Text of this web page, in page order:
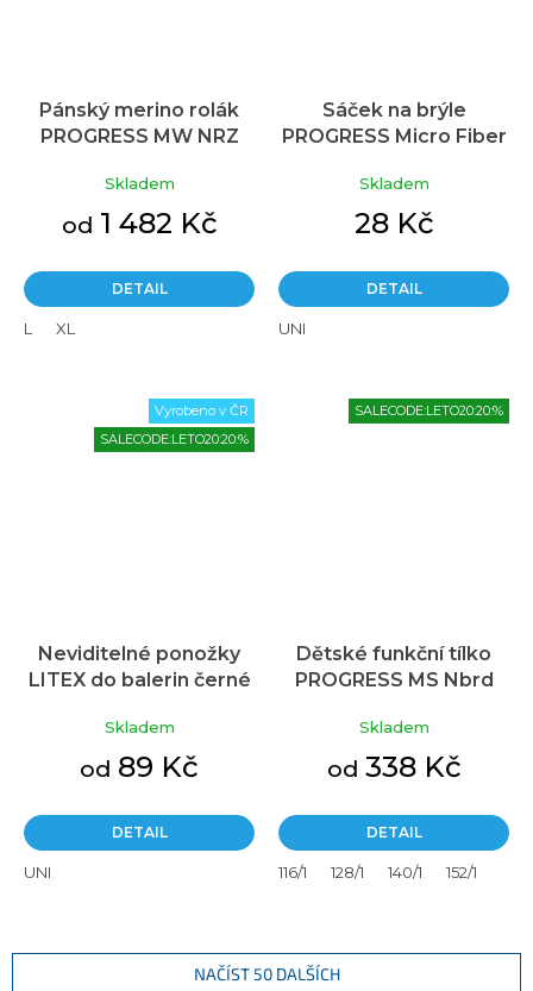
Pánský merino rolák
PROGRESS MW NRZ
tm.modrá/modrá
Průměrné
produktu
je
5,0
5
hvězdiček.
Skladem
od 1 482 Kč
DETAIL
L XL
Sáček na brýle
PROGRESS Micro Fiber
Skladem
28 Kč
DETAIL
UNI
Vyrobeno v ČR
SALECODE:LETO20:20:%
Neviditelné ponožky
LITEX do balerin černé
Skladem
od 89 Kč
DETAIL
UNI
SALECODE:LETO20:20:%
Dětské funkční tílko
PROGRESS MS Nbrd
Skladem
od 338 Kč
DETAIL
116/1 128/1 140/1 152/1
NAČÍST 50 DALŠÍCH